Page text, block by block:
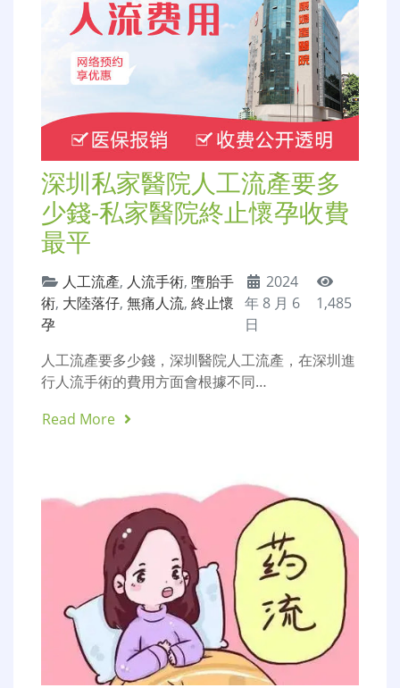
深圳私家醫院人工流產要多
少錢-私家醫院終止懷孕收費
最平
人工流產, 人流手術, 墮胎手
術, 大陸落仔, 無痛人流, 終止懷
孕
2024
年 8 月 6
日
1,485
人工流產要多少錢，深圳醫院人工流產，在深圳進
行人流手術的費用方面會根據不同…
Read More